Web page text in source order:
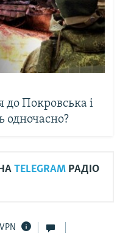
до Покровська і
одночасно?
TELEGRAM РАДІО